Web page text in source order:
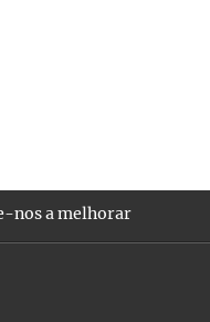
nos a melhorar